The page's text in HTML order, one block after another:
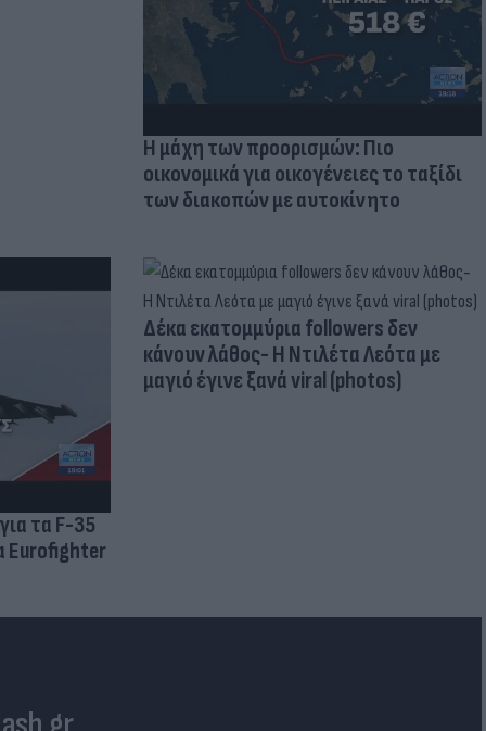
Η μάχη των προορισμών: Πιο
οικονομικά για οικογένειες το ταξίδι
των διακοπών με αυτοκίνητο
τα F-35
Eurofighter
Δέκα εκατομμύρια followers δεν
κάνουν λάθος- Η Ντιλέτα Λεότα με
μαγιό έγινε ξανά viral (photos)